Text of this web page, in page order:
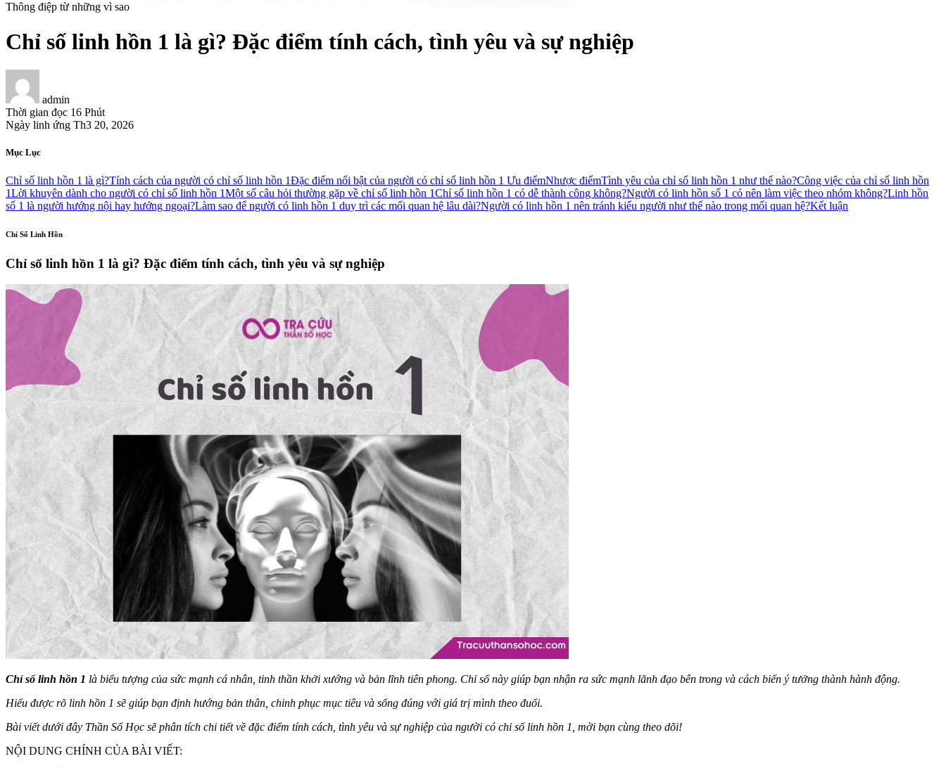
Thông điệp từ những vì sao
Chỉ số linh hồn 1 là gì? Đặc điểm tính cách, tình yêu và sự nghiệp
admin
Thời gian đọc 16 Phút
Ngày linh ứng Th3 20, 2026
Mục Lục
Chỉ số linh hồn 1 là gì?Tính cách của người có chỉ số linh hồn 1Đặc điểm nổi bật của người có chỉ số linh hồn 1 Ưu điểmNhược điểmTình yêu của chỉ số linh hồn 1 như thế nào?Công việc của chỉ số linh hồn
1Lời khuyên dành cho người có chỉ số linh hồn 1Một số câu hỏi thường gặp về chỉ số linh hồn 1Chỉ số linh hồn 1 có dễ thành công không?Người có linh hồn số 1 có nên làm việc theo nhóm không?Linh hồn
số 1 là người hướng nội hay hướng ngoại?Làm sao để người có linh hồn 1 duy trì các mối quan hệ lâu dài?Người có linh hồn 1 nên tránh kiểu người như thế nào trong mối quan hệ?Kết luận
Chỉ Số Linh Hồn
Chỉ số linh hồn 1 là gì? Đặc điểm tính cách, tình yêu và sự nghiệp
Chỉ số linh hồn 1 là biểu tượng của sức mạnh cá nhân, tinh thần khởi xướng và bản lĩnh tiên phong. Chỉ số này giúp bạn nhận ra sức mạnh lãnh đạo bên trong và cách biến ý tưởng thành hành động.
Hiểu được rõ linh hồn 1 sẽ giúp bạn định hướng bản thân, chinh phục mục tiêu và sống đúng với giá trị mình theo đuổi.
Bài viết dưới đây Thần Số Học sẽ phân tích chi tiết về đặc điểm tính cách, tình yêu và sự nghiệp của người có chỉ số linh hồn 1, mời bạn cùng theo dõi!
NỘI DUNG CHÍNH CỦA BÀI VIẾT: